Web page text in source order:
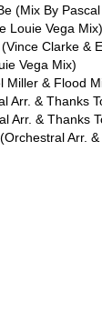
(Mix By
Louie Vega Mix)
Clarke &
Vega Mix)
Miller & Flood
Arr. & Thanks
Arr. & Thanks
Arr.